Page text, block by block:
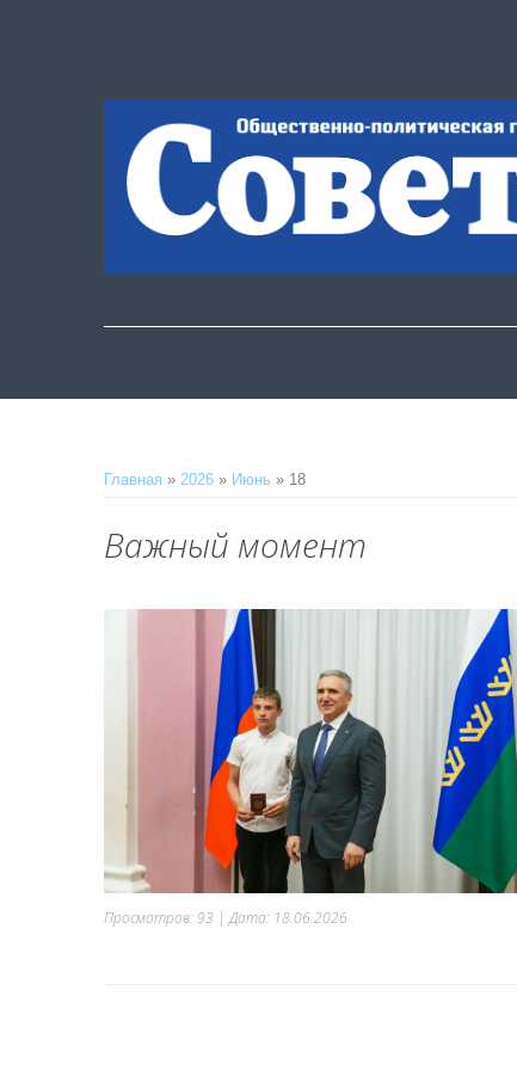
Главная » 2026 » Июнь » 18
Важный момент
Просмотров: 93 | Дата: 18.06.2026